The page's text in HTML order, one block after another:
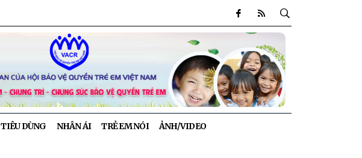
TIÊU DÙNG NHÂN ÁI TRẺ EM NÓI ẢNH/VIDEO